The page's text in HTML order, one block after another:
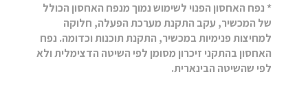
* נפח האחסון הפנוי לשימוש נמוך מנפח האחסון הכולל
של המכשיר, עקב התקנת מערכת הפעלה, חלוקה
למחיצות פנימיות במכשיר, התקנת תוכנות וכדומה. נפח
האחסון בהתקני זיכרון מסומן לפי השיטה הדצימלית ולא
לפי שהשיטה הבינארית.